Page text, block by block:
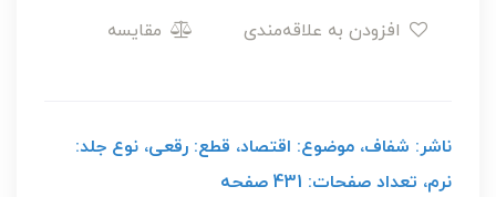
مقایسه
ناشر: شفاف، موضوع: اقتصاد، قطع: رقعی، نوع جلد:
نرم، تعداد صفحات: 431 صفحه